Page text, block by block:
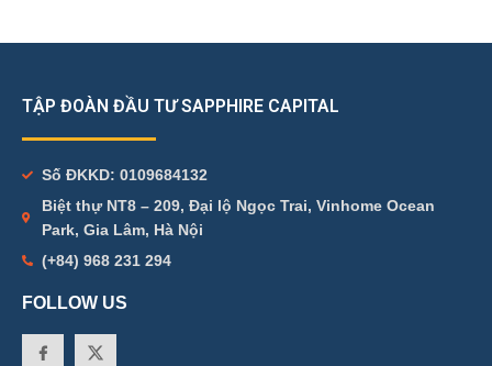
TẬP ĐOÀN ĐẦU TƯ SAPPHIRE CAPITAL
Số ĐKKD: 0109684132
Biệt thự NT8 – 209, Đại lộ Ngọc Trai, Vinhome Ocean
Park, Gia Lâm, Hà Nội
(+84) 968 231 294
FOLLOW US